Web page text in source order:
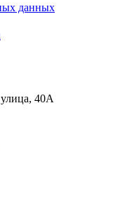
данных
40А